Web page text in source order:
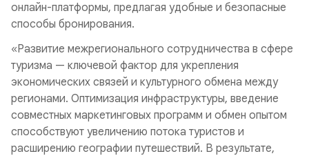
онлайн-платформы, предлагая удобные и безопасные
способы бронирования.
«Развитие межрегионального сотрудничества в сфере
туризма — ключевой фактор для укрепления
экономических связей и культурного обмена между
регионами. Оптимизация инфраструктуры, введение
совместных маркетинговых программ и обмен опытом
способствуют увеличению потока туристов и
расширению географии путешествий. В результате,